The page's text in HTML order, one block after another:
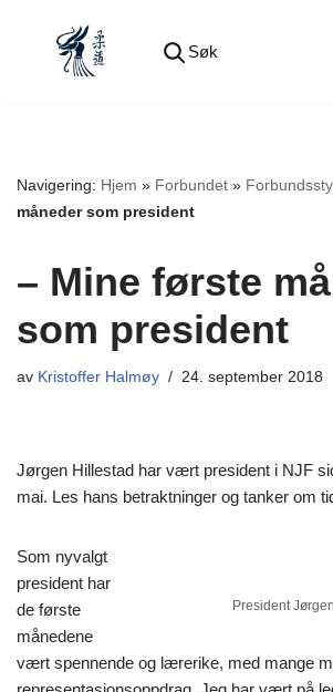
Søk
Navigering: Hjem » Forbundet »
måneder som president
– Mine første
som president
av Kristoffer Halmøy 24. september 2018
Jørgen Hillestad har vært president i NJF
mai. Les hans betraktninger og tanker om
President
Som nyvalgt
president har
de første
månedene
vært spennende og lærerike, med mange